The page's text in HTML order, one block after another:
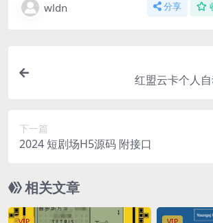
wldn 分享
红盟云卡个人
下一篇
2024 短剧场H5源码 附接口
相关文章